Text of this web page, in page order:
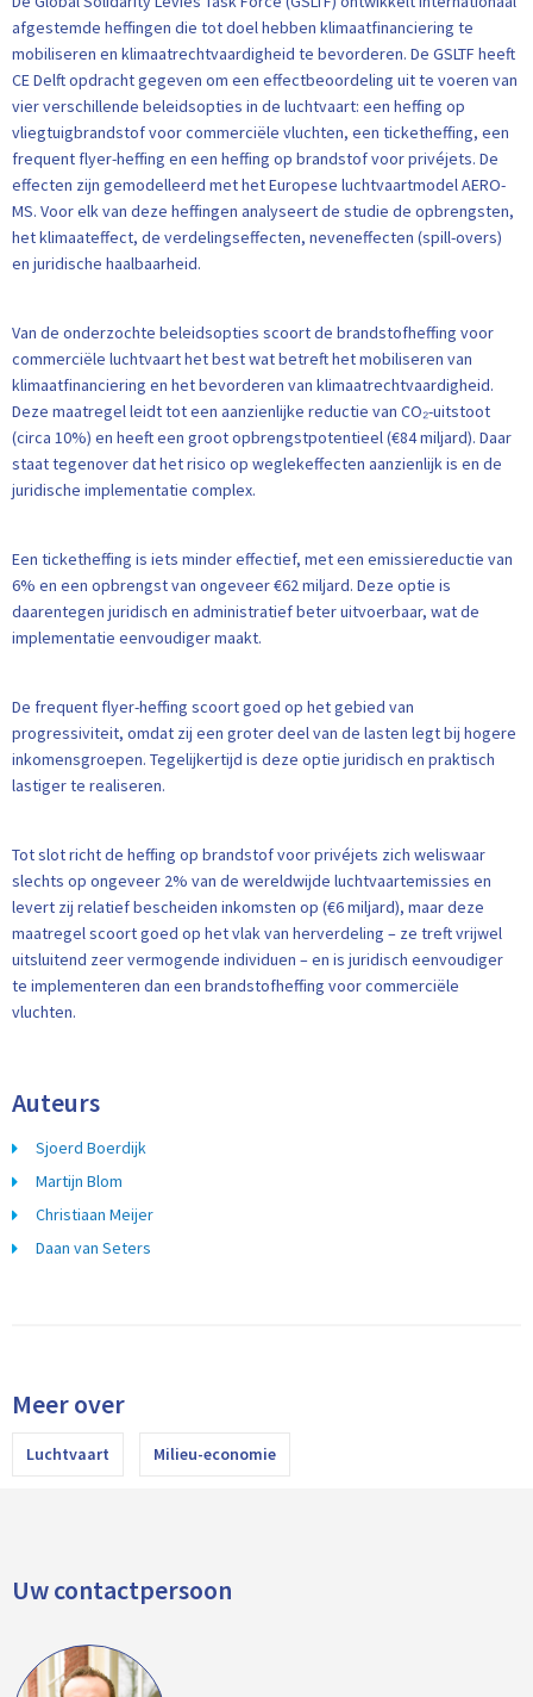
afgestemde heffingen die tot doel hebben klimaatfinanciering te
mobiliseren en klimaatrechtvaardigheid te bevorderen. De GSLTF heeft
CE Delft opdracht gegeven om een effectbeoordeling uit te voeren van
vier verschillende beleidsopties in de luchtvaart: een heffing op
vliegtuigbrandstof voor commerciële vluchten, een ticketheffing, een
frequent flyer-heffing en een heffing op brandstof voor privéjets. De
effecten zijn gemodelleerd met het Europese luchtvaartmodel AERO-
MS. Voor elk van deze heffingen analyseert de studie de opbrengsten,
het klimaateffect, de verdelingseffecten, neveneffecten (spill-overs)
en juridische haalbaarheid.
Van de onderzochte beleidsopties scoort de brandstofheffing voor
commerciële luchtvaart het best wat betreft het mobiliseren van
klimaatfinanciering en het bevorderen van klimaatrechtvaardigheid.
Deze maatregel leidt tot een aanzienlijke reductie van CO₂-uitstoot
(circa 10%) en heeft een groot opbrengstpotentieel (€84 miljard). Daar
staat tegenover dat het risico op weglekeffecten aanzienlijk is en de
juridische implementatie complex.
Een ticketheffing is iets minder effectief, met een emissiereductie van
6% en een opbrengst van ongeveer €62 miljard. Deze optie is
daarentegen juridisch en administratief beter uitvoerbaar, wat de
implementatie eenvoudiger maakt.
De frequent flyer-heffing scoort goed op het gebied van
progressiviteit, omdat zij een groter deel van de lasten legt bij hogere
inkomensgroepen. Tegelijkertijd is deze optie juridisch en praktisch
lastiger te realiseren.
Tot slot richt de heffing op brandstof voor privéjets zich weliswaar
slechts op ongeveer 2% van de wereldwijde luchtvaartemissies en
levert zij relatief bescheiden inkomsten op (€6 miljard), maar deze
maatregel scoort goed op het vlak van herverdeling – ze treft vrijwel
uitsluitend zeer vermogende individuen – en is juridisch eenvoudiger
te implementeren dan een brandstofheffing voor commerciële
vluchten.
Auteurs
Sjoerd Boerdijk
Martijn Blom
Christiaan Meijer
Daan van Seters
Meer over
Luchtvaart Milieu-economie
Uw contactpersoon